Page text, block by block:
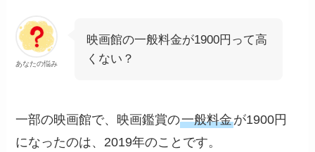
あなたの悩み
映画館の一般料金が1900円って高
くない？
一部の映画館で、映画鑑賞の一般料金が1900円
になったのは、2019年のことです。